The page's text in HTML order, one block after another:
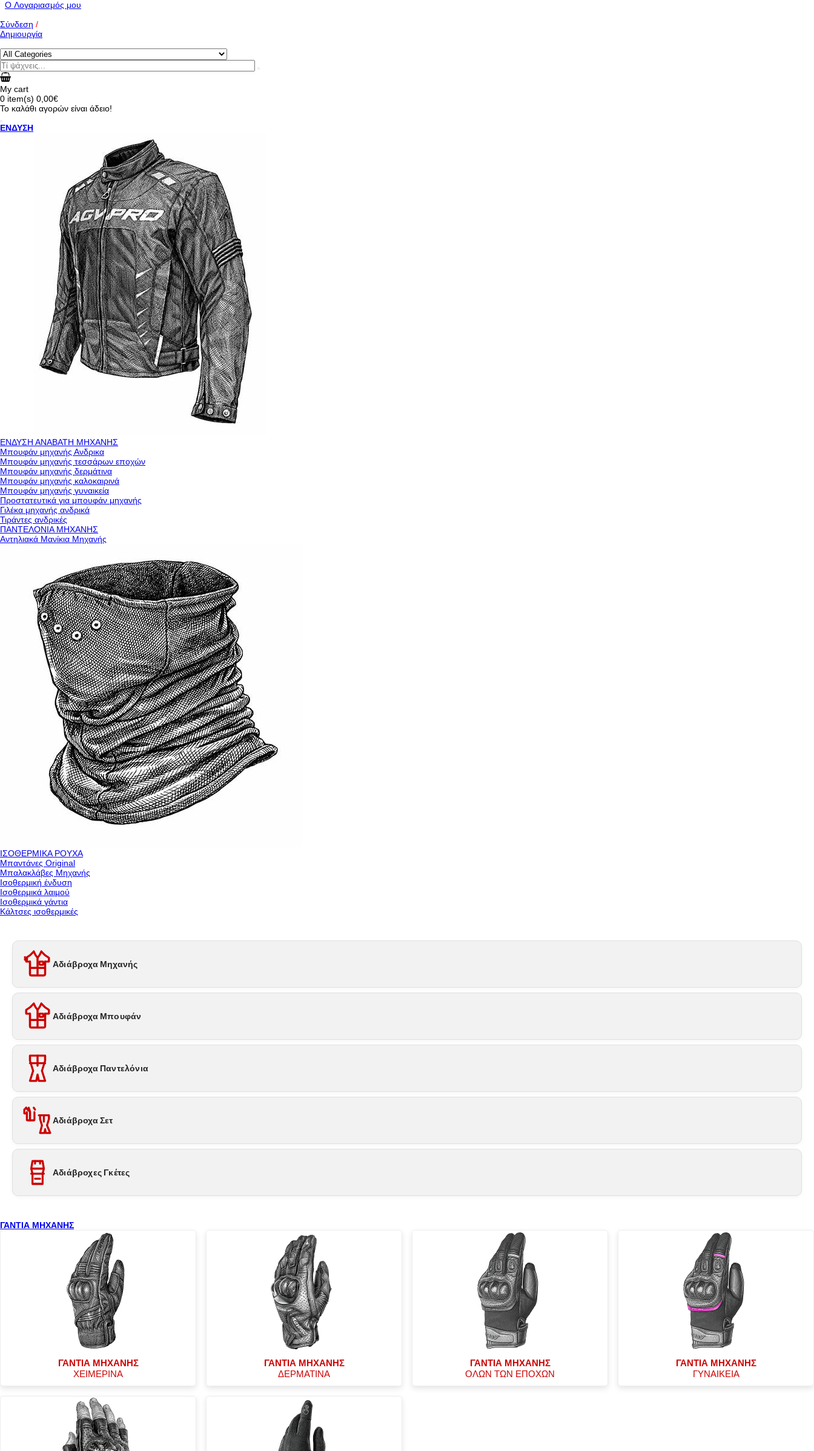
O Λογαριασμός μου
Σύνδεση /
Δημιουργία
My cart
0 item(s) 0,00€
Το καλάθι αγορών είναι άδειο!
ΕΝΔΥΣΗ
ΕΝΔΥΣΗ ΑΝΑΒΑΤΗ ΜΗΧΑΝΗΣ
Μπουφάν μηχανής Ανδρικα
Μπουφάν μηχανής τεσσάρων εποχών
Μπουφάν μηχανής δερμάτινα
Μπουφάν μηχανής καλοκαιρινά
Μπουφάν μηχανής γυναικεία
Προστατευτικά για μπουφάν μηχανής
Γιλέκα μηχανής ανδρικά
Τιράντες ανδρικές
ΠΑΝΤΕΛΟΝΙΑ ΜΗΧΑΝΗΣ
Αντηλιακά Μανίκια Μηχανής
ΙΣΟΘΕΡΜΙΚΑ ΡΟΥΧΑ
Μπαντάνες Original
Μπαλακλάβες Μηχανής
Ισοθερμική ένδυση
Ισοθερμικά λαιμού
Ισοθερμικά γάντια
Κάλτσες ισοθερμικές
Αδιάβροχα Μηχανής
Αδιάβροχα Μπουφάν
Αδιάβροχα Παντελόνια
Αδιάβροχα Σετ
Αδιάβροχες Γκέτες
ΓΑΝΤΙΑ ΜΗΧΑΝΗΣ
ΓΑΝΤΙΑ ΜΗΧΑΝΗΣ
ΧΕΙΜΕΡΙΝΑ
ΓΑΝΤΙΑ ΜΗΧΑΝΗΣ
ΔΕΡΜΑΤΙΝΑ
ΓΑΝΤΙΑ ΜΗΧΑΝΗΣ
ΟΛΩΝ ΤΩΝ ΕΠΟΧΩΝ
ΓΑΝΤΙΑ ΜΗΧΑΝΗΣ
ΓΥΝΑΙΚΕΙΑ